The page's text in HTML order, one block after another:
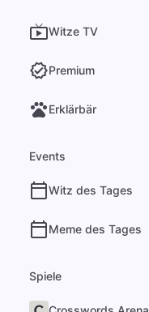
Witze TV
Premium
Erklärbär
Events
Witz des Tages
Meme des Tages
Spiele